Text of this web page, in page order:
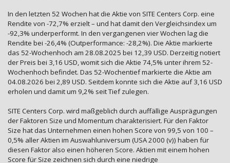
In den letzten 52 Wochen hat die Aktie von SITE Centers Corp. eine
Rendite von -72,7% erzielt – und hat damit den Vergleichsindex um
-92,3% underperformt. In den vergangenen vier Wochen lag die
Rendite bei -26,4% (Outperformance: -28,2%). Die Aktie markierte
das 52-Wochenhoch am 28.08.2025 bei 12,39 USD. Derzeitig notiert
der Preis bei 3,16 USD, womit sich die Aktie 74,5% unter ihrem 52-
Wochenhoch befindet. Das 52-Wochentief markierte die Aktie am
04.08.2026 bei 2,89 USD. Seitdem konnte sich die Aktie auf 3,16 USD
erholen und damit um 9,2% seit Tief zulegen.
SITE Centers Corp. wird maßgeblich durch auffällige Ausprägungen
der Faktoren Size und Momentum charakterisiert. Für den Faktor
Size hat das Unternehmen einen hohen Score von 99,5 von 100 –
0,5% aller Aktien im Auswahluniversum (USA 2000 (v)) haben für
diesen Faktor also einen höheren Score. Aktien mit einem hohen
Score für Size zeichnen sich durch eine niedrige